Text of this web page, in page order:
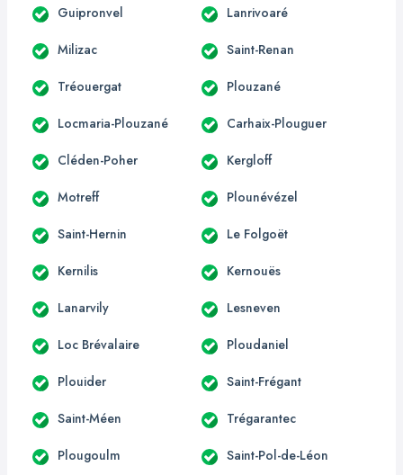
Guipronvel Lanrivoaré
Milizac Saint-Renan
Tréouergat Plouzané
Locmaria-Plouzané Carhaix-Plouguer
Cléden-Poher Kergloff
Motreff Plounévézel
Saint-Hernin Le Folgoët
Kernilis Kernouës
Lanarvily Lesneven
Loc Brévalaire Ploudaniel
Plouider Saint-Frégant
Saint-Méen Trégarantec
Plougoulm Saint-Pol-de-Léon